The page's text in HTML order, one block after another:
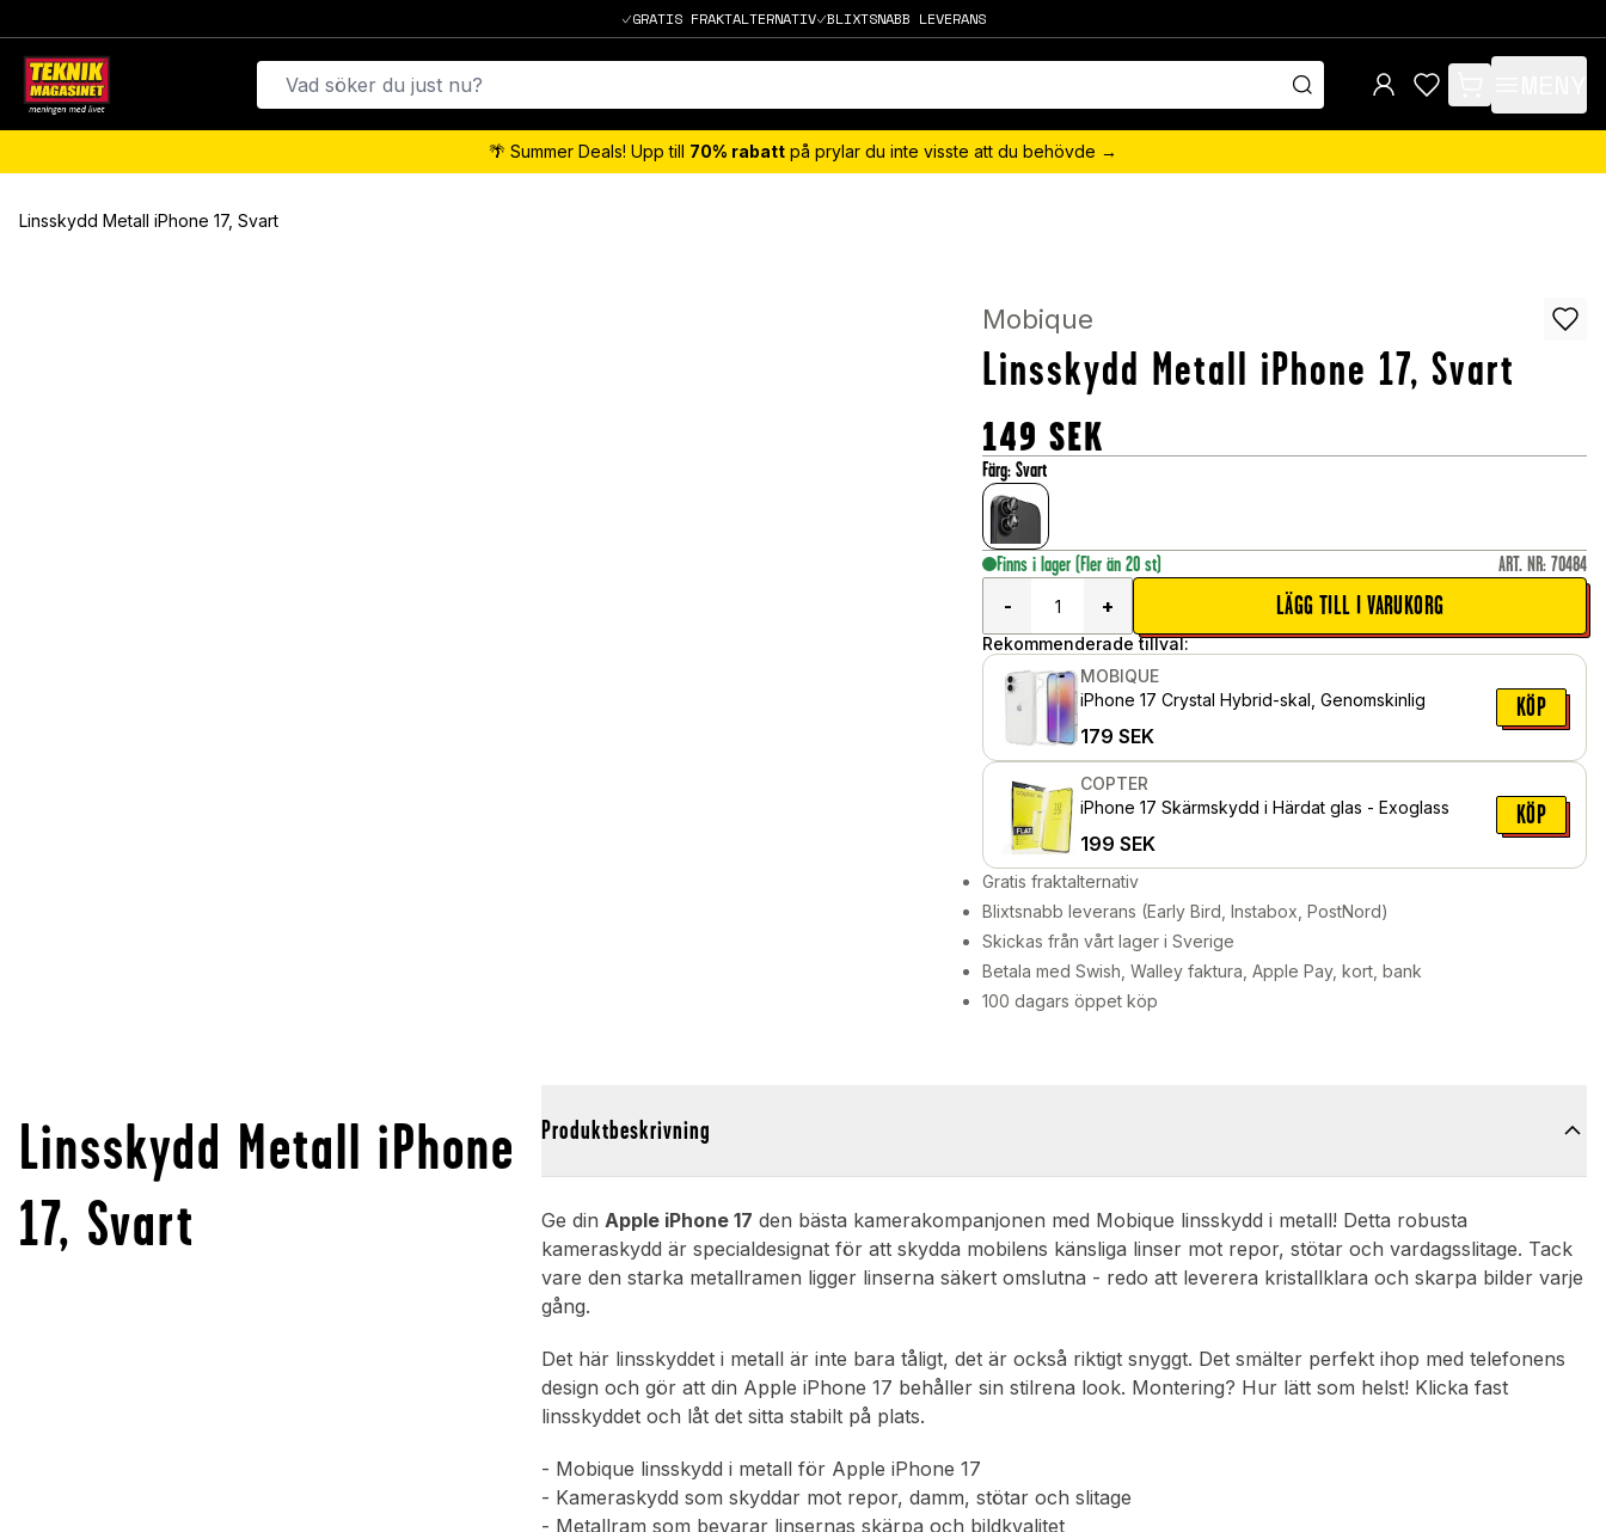
GRATIS FRAKTALTERNATIV BLIXTSNABB LEVERANS
items in cart, view
🌴 Summer Deals! Upp till 70% rabatt på prylar du inte visste att du behövde →
Linsskydd Metall iPhone 17, Svart
Mobique
Linsskydd Metall iPhone 17, Svart
149 SEK
Färg:Svart
Finns i lager (Fler än 20 st) ART. NR: 70484
-
+ LÄGG TILL I VARUKORG
Rekommenderade tillval:
MOBIQUE
iPhone 17 Crystal Hybrid-skal, Genomskinlig
179 SEK
KÖP
COPTER
iPhone 17 Skärmskydd i Härdat glas - Exoglass
199 SEK
KÖP
Gratis fraktalternativ
Blixtsnabb leverans (Early Bird, Instabox, PostNord)
Skickas från vårt lager i Sverige
Betala med Swish, Walley faktura, Apple Pay, kort, bank
100 dagars öppet köp
Linsskydd Metall iPhone
17, Svart
Produktbeskrivning
Ge dinApple iPhone 17 den bästa kamerakompanjonen med Mobique linsskydd i metall! Detta robusta
kameraskydd är specialdesignat för att skydda mobilens känsliga linser mot repor, stötar och vardagsslitage. Tack
vare den starka metallramen ligger linserna säkert omslutna - redo att leverera kristallklara och skarpa bilder varje
gång.
Det här linsskyddet i metall är inte bara tåligt, det är också riktigt snyggt. Det smälter perfekt ihop med telefonens
design och gör att din Apple iPhone 17 behåller sin stilrena look. Montering? Hur lätt som helst! Klicka fast
linsskyddet och låt det sitta stabilt på plats.
- Mobique linsskydd i metall för Apple iPhone 17
- Kameraskydd som skyddar mot repor, damm, stötar och slitage
- Metallram som bevarar linsernas skärpa och bildkvalitet